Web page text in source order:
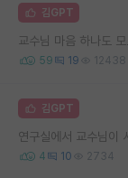
김GPT
교수님 마음 하나도 모
59 19 12438
김GPT
연구실에서 교수님이
4 10 2734